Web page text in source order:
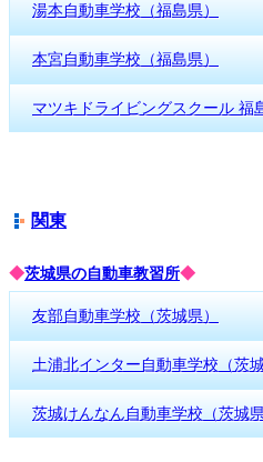
湯本自動車学校（福島県）
本宮自動車学校（福島県）
マツキドライビングスクール 福
関東
◆茨城県の自動車教習所◆
友部自動車学校（茨城県）
土浦北インター自動車学校（茨城
茨城けんなん自動車学校（茨城県